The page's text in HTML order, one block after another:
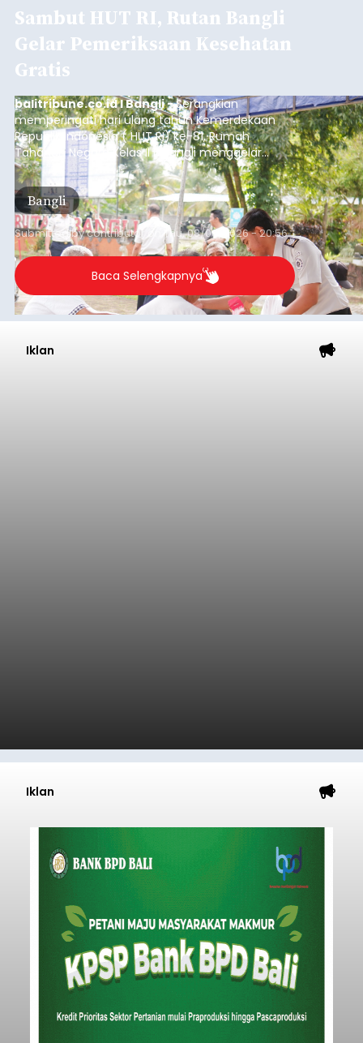
Sambut HUT RI, Rutan Bangli
Gelar Pemeriksaan Kesehatan
Gratis
balitribune.co.id I Bangli -Serangkian
memperingati hari ulang tahun Kemerdekaan
Republik Indonesia ( HUT RI) ke-81, Rumah
Tahanan Negara Kelas II B Bangli menggelar
kegiatan pemeriksaan kesehatan gratis, Rabu
(6/8/2026).
Bangli
Submitted bycontributor Thu, 08/06/2026 - 20:56
Baca Selengkapnya
Iklan
Iklan